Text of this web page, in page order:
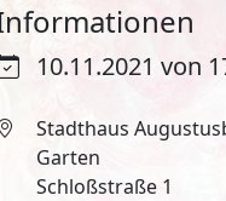
10.11.2021 von
Stadthaus
Garten
Schloßstraße 1